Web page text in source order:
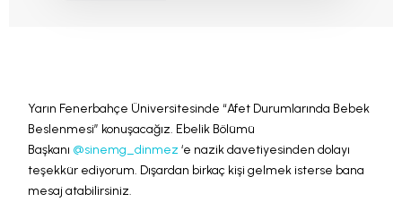
Yarın Fenerbahçe Üniversitesinde “Afet Durumlarında Bebek
Beslenmesi” konuşacağız. Ebelik Bölümü
Başkanı @sinemg_dinmez ‘e nazik davetiyesinden dolayı
teşekkür ediyorum. Dışardan birkaç kişi gelmek isterse bana
mesaj atabilirsiniz.